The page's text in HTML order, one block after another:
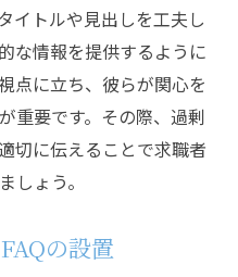
イトルや見出しを工夫し
な情報を提供するように
点に立ち、彼らが関心を
重要です。その際、過剰
切に伝えることで求職者
しょう。
の設置